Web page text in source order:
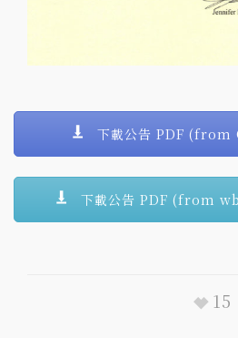
下載公告 PDF
下載公告 PDF (from
15